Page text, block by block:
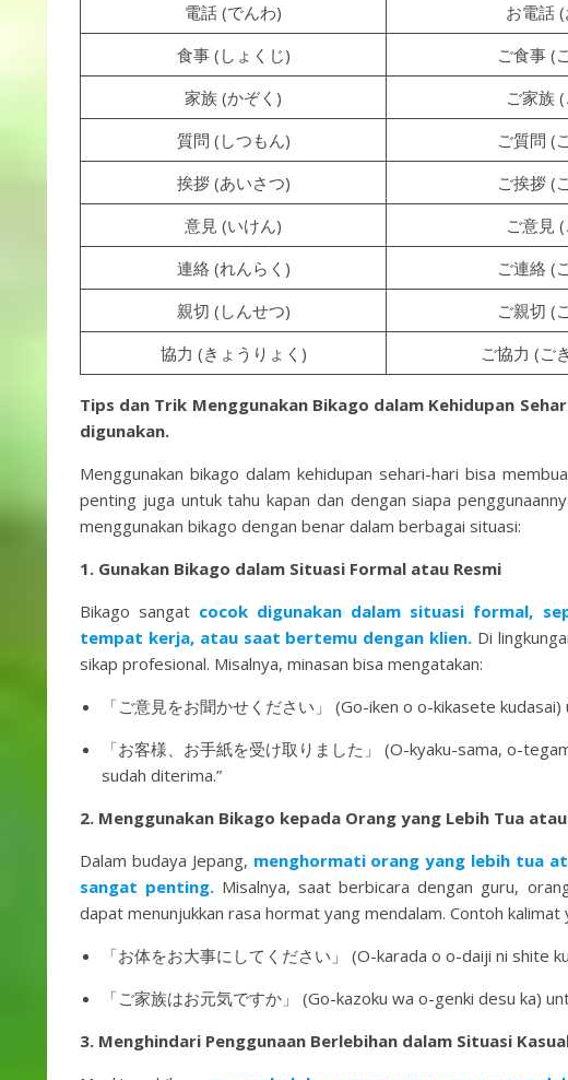
電話 (でんわ)
お電話
食事 (しょくじ)
ご食事 (
家族 (かぞく)
ご家族
質問 (しつもん)
ご質問 (
挨拶 (あいさつ)
ご挨拶 (
意見 (いけん)
ご意見
連絡 (れんらく)
ご連絡 (
親切 (しんせつ)
ご親切 (
協力 (きょうりょく)
ご協力 (ご
Tips dan Trik Menggunakan Bikago dalam Kehidupan
digunakan.
Menggunakan bikago dalam kehidupan sehari-hari bisa
penting juga untuk tahu kapan dan dengan siapa
menggunakan bikago dengan benar dalam berbagai situasi:
1. Gunakan Bikago dalam Situasi Formal atau Resmi
Bikago sangat cocok digunakan dalam situasi formal,
tempat kerja, atau saat bertemu dengan klien. Di
sikap profesional. Misalnya, minasan bisa mengatakan:
「ご意見をお聞かせください」 (Go-iken o o-kikasete
「お客様、お手紙を受け取りました」 (O-kyaku-sama, o-
sudah diterima.”
2. Menggunakan Bikago kepada Orang yang Lebih Tua
Dalam budaya Jepang, menghormati orang yang lebih tua
sangat penting. Misalnya, saat berbicara dengan guru,
dapat menunjukkan rasa hormat yang mendalam. Contoh kalimat
「お体をお大事にしてください」 (O-karada o o-daiji ni shite
「ご家族はお元気ですか」 (Go-kazoku wa o-genki desu ka)
3. Menghindari Penggunaan Berlebihan dalam Situasi